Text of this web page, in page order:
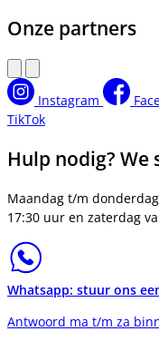
Onze partners
Instagram
TikTok
Hulp nodig?
Maandag t/m
17:30 uur en zaterdag
Whatsapp: stuur ons
Antwoord ma t/m za